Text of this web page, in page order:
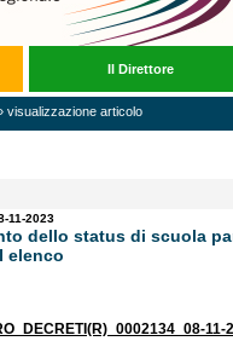
Il Direttore
visualizzazione articolo
11-2023
dello status di scuola
elenco
11-